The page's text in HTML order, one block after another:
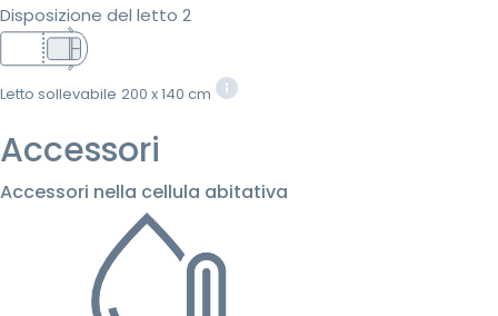
Disposizione del letto 2
Letto sollevabile 200 x 140 cm
Accessori
Accessori nella cellula abitativa